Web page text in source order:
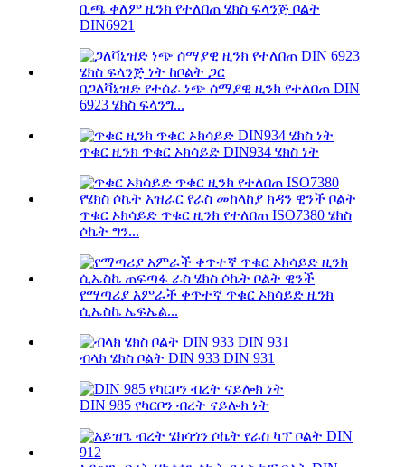
ቢጫ ቀለም ዚንክ የተለበጠ ሄክስ ፍላንጅ ቦልት
DIN6921
በጋለቫኒዝድ የተሰራ ነጭ ሰማያዊ ዚንክ የተለበጠ DIN
6923 ሄክስ ፍላንግ...
ጥቁር ዚንክ ጥቁር ኦክሳይድ DIN934 ሄክስ ነት
ጥቁር ኦክሳይድ ጥቁር ዚንክ የተለበጠ ISO7380 ሄክስ
ሶኬት ግን...
የማጣሪያ አምራች ቀጥተኛ ጥቁር ኦክሳይድ ዚንክ
ሲኤስኬ ኤፍኤል...
ብላክ ሄክስ ቦልት DIN 933 DIN 931
DIN 985 የካርቦን ብረት ናይሎክ ነት